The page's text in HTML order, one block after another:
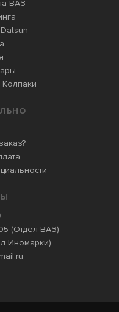
ВАЗ
(Отдел ВАЗ)
Иномарки)